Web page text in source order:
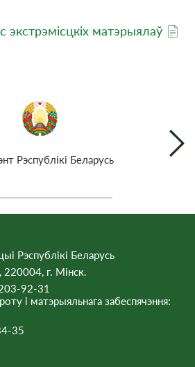
экстрэмісцкіх матэрыялаў
Рэспублiкi Беларусь
Рэспублікі Беларусь
г. Мінск.
92-31
і матэрыяльнага забеспячэння:
35